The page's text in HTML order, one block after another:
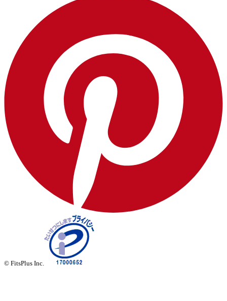
© FitsPlus Inc.